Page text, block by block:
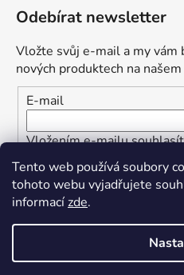
Tento web používá soubory
tohoto webu vyjadřujete
informacízde.
Odebírat newsletter
Vložte svůj e-mail a my vám
nových produktech na
E-mail
Vložením e-mailu
osobních údajů
PŘIHLÁSIT SE